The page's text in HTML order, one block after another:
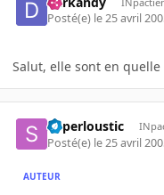
Posté(e) le 25 avril
Salut, elle sont en
Superloustic
Posté(e) le 25 avril
AUTEUR